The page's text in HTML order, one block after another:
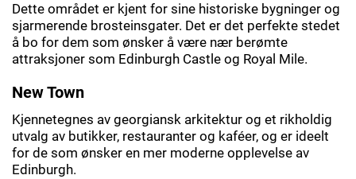
Dette området er kjent for sine historiske bygninger og
sjarmerende brosteinsgater. Det er det perfekte stedet
å bo for dem som ønsker å være nær berømte
attraksjoner som Edinburgh Castle og Royal Mile.
New Town
Kjennetegnes av georgiansk arkitektur og et rikholdig
utvalg av butikker, restauranter og kaféer, og er ideelt
for de som ønsker en mer moderne opplevelse av
Edinburgh.